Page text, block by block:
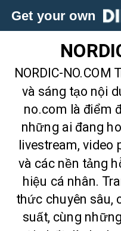
Get your own
NORDIC-
và sáng tạo nội
no.com là điểm
những ai đang
livestream, video
và các nền tảng
hiệu cá nhân.
thức chuyên sâu,
suất, cùng